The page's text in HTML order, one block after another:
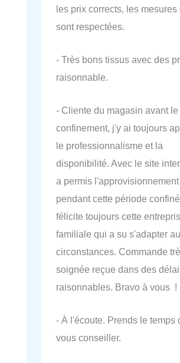
les prix corrects, les mesures
sont respectées.
- Très bons tissus avec des
raisonnable.
- Cliente du magasin avant le
confinement, j'y ai toujours
le professionnalisme et la
disponibilité. Avec le site
a permis l'approvisionnement
pendant cette période
félicite toujours cette
familiale qui a su s'adapter
circonstances. Commande
soignée reçue dans des
raisonnables. Bravo à vous !
- À l'écoute. Prends le temps
vous conseiller.